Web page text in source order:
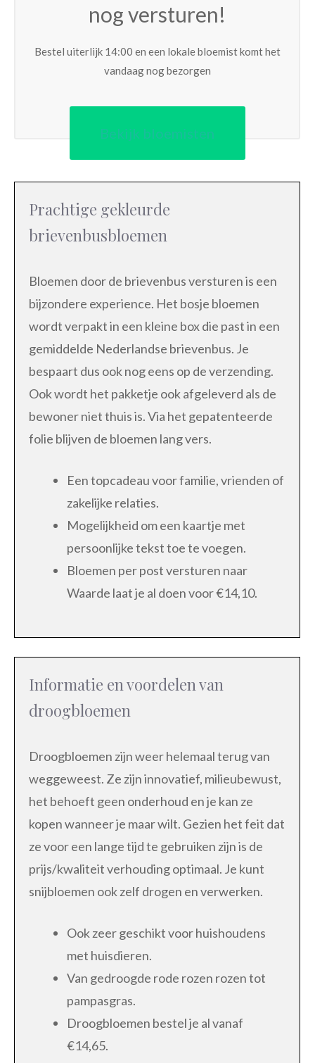
nog versturen!
Bestel uiterlijk 14:00 en een lokale bloemist komt het
vandaag nog bezorgen
Bekijk bloemisten
Prachtige gekleurde
brievenbusbloemen
Bloemen door de brievenbus versturen is een
bijzondere experience. Het bosje bloemen
wordt verpakt in een kleine box die past in een
gemiddelde Nederlandse brievenbus. Je
bespaart dus ook nog eens op de verzending.
Ook wordt het pakketje ook afgeleverd als de
bewoner niet thuis is. Via het gepatenteerde
folie blijven de bloemen lang vers.
Een topcadeau voor familie, vrienden of
zakelijke relaties.
Mogelijkheid om een kaartje met
persoonlijke tekst toe te voegen.
Bloemen per post versturen naar
Waarde laat je al doen voor €14,10.
Informatie en voordelen van
droogbloemen
Droogbloemen zijn weer helemaal terug van
weggeweest. Ze zijn innovatief, milieubewust,
het behoeft geen onderhoud en je kan ze
kopen wanneer je maar wilt. Gezien het feit dat
ze voor een lange tijd te gebruiken zijn is de
prijs/kwaliteit verhouding optimaal. Je kunt
snijbloemen ook zelf drogen en verwerken.
Ook zeer geschikt voor huishoudens
met huisdieren.
Van gedroogde rode rozen rozen tot
pampasgras.
Droogbloemen bestel je al vanaf
€14,65.